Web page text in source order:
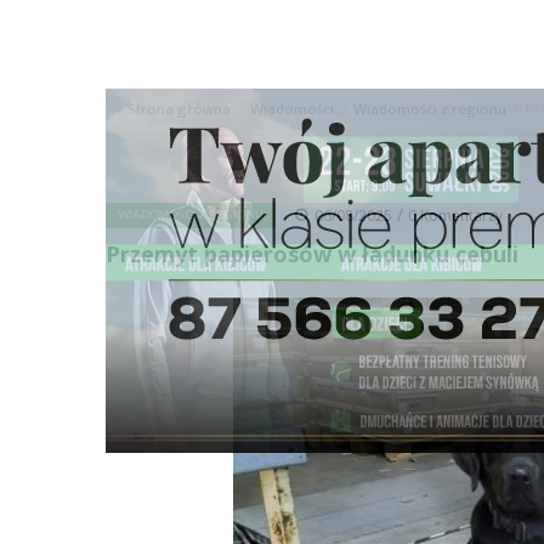
Ścieżka
nawigacyjna
Strona główna Wiadomości
WIADOMOŚCI Z REGIONU 06/08/2025 / 0 Komentarzy
Przemyt papierosów w ładunku cebuli